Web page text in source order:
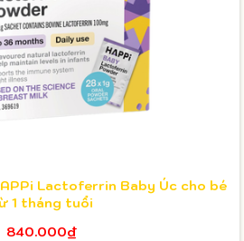
Lactoferrin Baby Úc cho bé
1 tháng tuổi
840.000₫